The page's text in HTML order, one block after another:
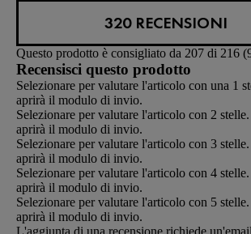
320 RECENSIONI
Questo prodotto è consigliato da 207 di 216
Recensisci questo prodotto
Selezionare per valutare l'articolo con una 1
aprirà il modulo di invio.
Selezionare per valutare l'articolo con 2
aprirà il modulo di invio.
Selezionare per valutare l'articolo con 3
aprirà il modulo di invio.
Selezionare per valutare l'articolo con 4
aprirà il modulo di invio.
Selezionare per valutare l'articolo con 5
aprirà il modulo di invio.